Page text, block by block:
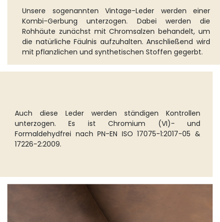
Unsere sogenannten Vintage-Leder werden einer
Kombi-Gerbung unterzogen. Dabei werden die
Rohhäute zunächst mit Chromsalzen behandelt, um
die natürliche Fäulnis aufzuhalten. Anschließend wird
mit pflanzlichen und synthetischen Stoffen gegerbt.
Auch diese Leder werden ständigen Kontrollen
unterzogen. Es ist Chromium (VI)- und
Formaldehydfrei nach PN-EN ISO 17075-1:2017-05 &
17226-2:2009.